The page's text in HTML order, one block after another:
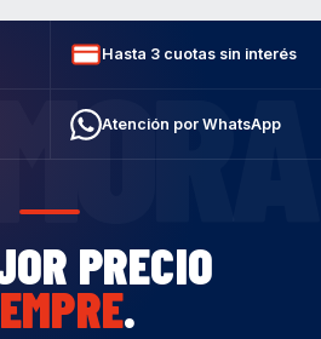
Hasta 3 cuotas sin interés
Atención por WhatsApp
PRECIO
.